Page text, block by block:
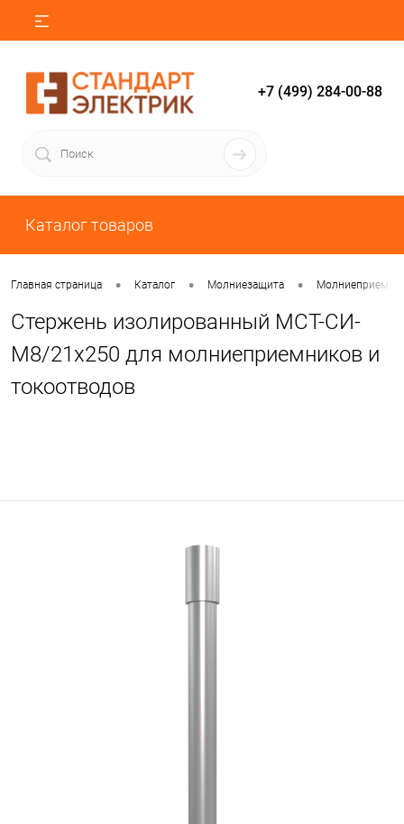
+7 (499) 284-00-88
Каталог товаров
Главная страница • Каталог • Молниезащита •
Стержень изолированный МСТ-СИ-
М8/21х250 для молниеприемников и
токоотводов